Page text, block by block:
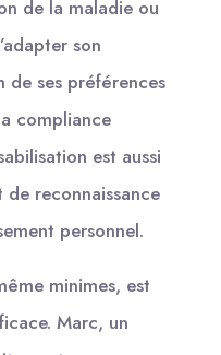
de la maladie ou
son
ses préférences
compliance
est aussi
reconnaissance
personnel.
minimes, est
Marc, un